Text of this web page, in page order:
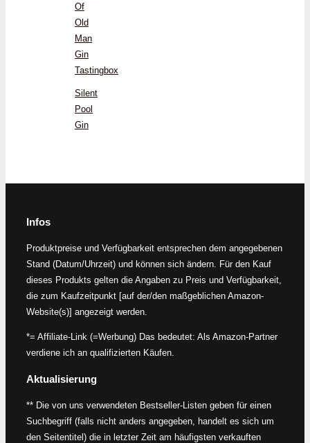
Of
Old
Man
Gin
Tastingbox
Silent
Pool
Gin
Infos
Produktpreise und Verfügbarkeit entsprechen dem angegebenen
Stand (Datum/Uhrzeit) und können sich ändern. Für den Kauf
dieses Produkts gelten die Angaben zu Preis und Verfügbarkeit,
die zum Kaufzeitpunkt [auf der/den maßgeblichen Amazon-
Website(s)] angezeigt werden.
*= Affiliate-Link (=Werbung) Das bedeutet: Als Amazon-Partner
verdiene ich an qualifizierten Käufen.
Aktualisierung
** Die von uns verwendeten Bestseller-Listen geben für einen
Suchbegriff (falls nicht anders angegeben, handelt es sich um
den Seitentitel) die in letzter Zeit am häufigsten verkauften